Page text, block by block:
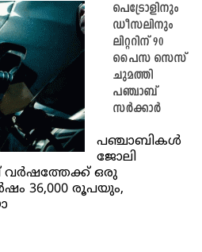
പെട്രോളിനും
ഡീസലിനും
ലിറ്ററിന് 90
പൈസ സെസ്
ചുമത്തി
പഞ്ചാബ്
സർക്കാർ
പഞ്ചാബികൾ
ജോലി
വർഷത്തേക്ക് ഒരു
36,000 രൂപയും,